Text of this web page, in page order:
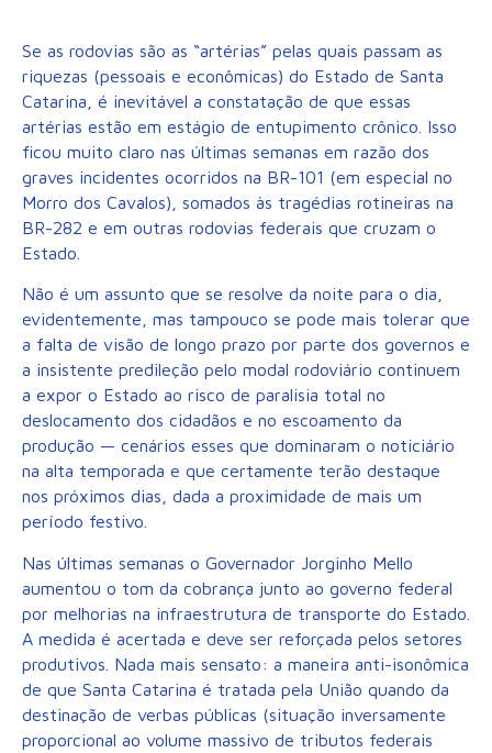
Se as rodovias são as “artérias” pelas quais passam as
riquezas (pessoais e econômicas) do Estado de Santa
Catarina, é inevitável a constatação de que essas
artérias estão em estágio de entupimento crônico. Isso
ficou muito claro nas últimas semanas em razão dos
graves incidentes ocorridos na BR-101 (em especial no
Morro dos Cavalos), somados às tragédias rotineiras na
BR-282 e em outras rodovias federais que cruzam o
Estado.
Não é um assunto que se resolve da noite para o dia,
evidentemente, mas tampouco se pode mais tolerar que
a falta de visão de longo prazo por parte dos governos e
a insistente predileção pelo modal rodoviário continuem
a expor o Estado ao risco de paralisia total no
deslocamento dos cidadãos e no escoamento da
produção — cenários esses que dominaram o noticiário
na alta temporada e que certamente terão destaque
nos próximos dias, dada a proximidade de mais um
período festivo.
Nas últimas semanas o Governador Jorginho Mello
aumentou o tom da cobrança junto ao governo federal
por melhorias na infraestrutura de transporte do Estado.
A medida é acertada e deve ser reforçada pelos setores
produtivos. Nada mais sensato: a maneira anti-isonômica
de que Santa Catarina é tratada pela União quando da
destinação de verbas públicas (situação inversamente
proporcional ao volume massivo de tributos federais